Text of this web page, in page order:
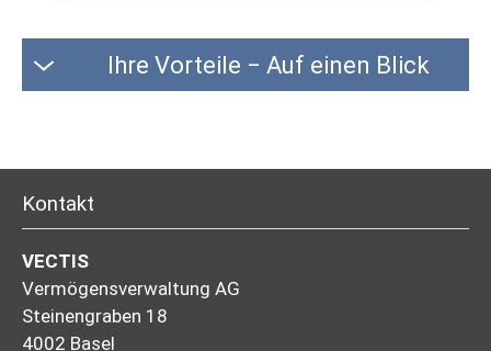
Ihre Vorteile − Auf einen Blick
Kontakt
VECTIS
Vermögensverwaltung AG
Steinengraben 18
4002 Basel